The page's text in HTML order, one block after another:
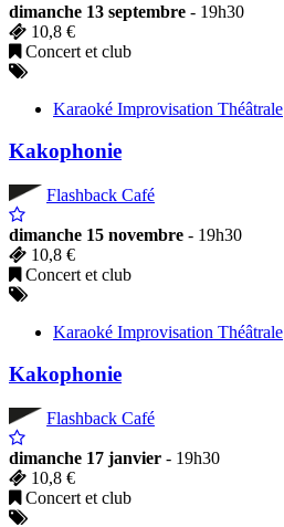
dimanche 13 septembre - 19h30
10,8 €
Concert et club
Karaoké Improvisation Théâtrale
Kakophonie
Flashback Café
dimanche 15 novembre - 19h30
10,8 €
Concert et club
Karaoké Improvisation Théâtrale
Kakophonie
Flashback Café
dimanche 17 janvier - 19h30
10,8 €
Concert et club